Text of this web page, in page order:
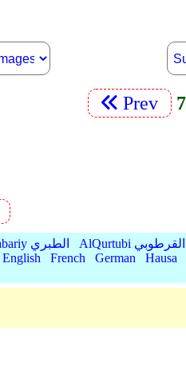
Prev
AtTabariy الطبري AlQurtubi القرطوبي
English French German Hausa